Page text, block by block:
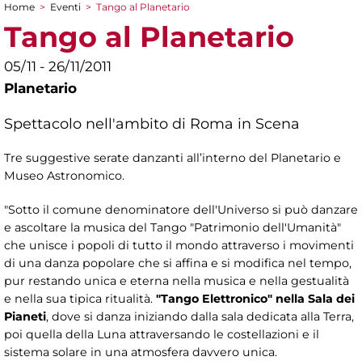
Tu sei qui
Home > Eventi > Tango al Planetario
Tango al Planetario
05/11 - 26/11/2011
Planetario
Spettacolo nell'ambito di Roma in Scena
Tre suggestive serate danzanti all’interno del Planetario e
Museo Astronomico.
"Sotto il comune denominatore dell'Universo si può danzare
e ascoltare la musica del Tango "Patrimonio dell'Umanità"
che unisce i popoli di tutto il mondo attraverso i movimenti
di una danza popolare che si affina e si modifica nel tempo,
pur restando unica e eterna nella musica e nella gestualità
e nella sua tipica ritualità. "Tango Elettronico" nella Sala dei
Pianeti, dove si danza iniziando dalla sala dedicata alla Terra,
poi quella della Luna attraversando le costellazioni e il
sistema solare in una atmosfera davvero unica.